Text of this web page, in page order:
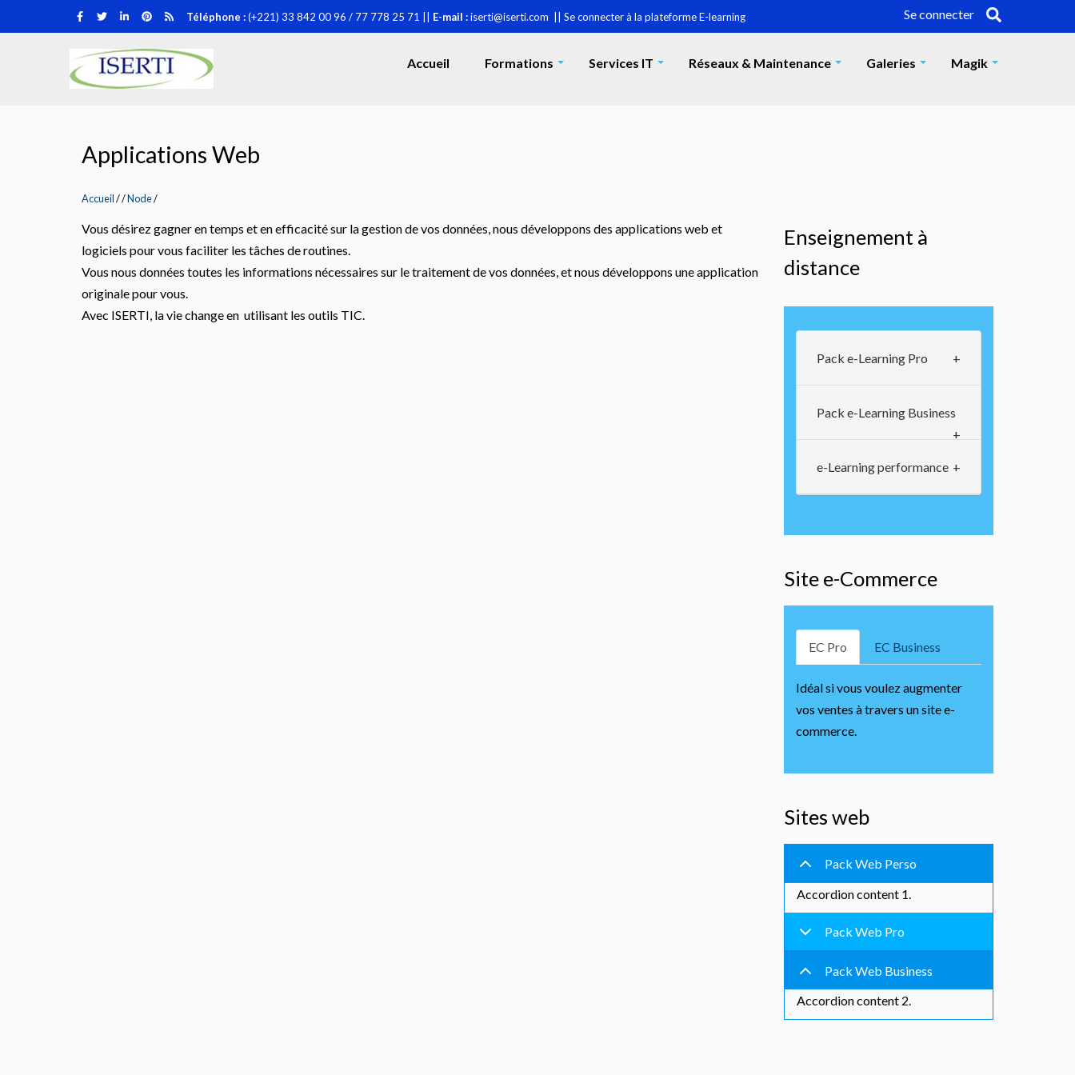
au
Téléphone :(+221) 33 842 00 96 / 77 778 25 71 || E-mail :iserti@iserti.com || Se connecter à la plateforme E-learning Se connecter
Accueil Formations Services IT Réseaux & Maintenance Galeries Magik
Applications Web
Accueil/ Node/
Vous désirez gagner en temps et en efficacité sur la gestion de vos données, nous développons des applications web et
logiciels pour vous faciliter les tâches de routines.
Vous nous données toutes les informations nécessaires sur le traitement de vos données, et nous développons une application
originale pour vous.
Avec ISERTI, la vie change en utilisant les outils TIC.
Enseignement à
distance
Pack e-Learning Pro
Pack e-Learning Business
e-Learning performance
Site e-Commerce
EC Pro EC Business
Idéal si vous voulez augmenter
vos ventes à travers un site e-
commerce.
Sites web
Pack Web Perso
Accordion content 1.
Pack Web Pro
Pack Web Business
Accordion content 2.